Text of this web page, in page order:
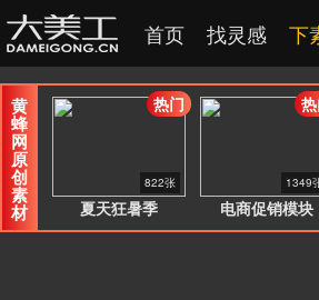
首页 找灵感 下
黄
蜂
网
原
创
素
材 夏天狂暑季
822张
热门
电商促销模块
1349